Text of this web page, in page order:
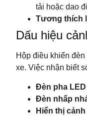
tải hoặc dao
Tương thích
Dấu hiệu
Hộp điều khiển đèn
xe. Việc nhận biết
Đèn pha
Đèn nhấp
Hiển thị